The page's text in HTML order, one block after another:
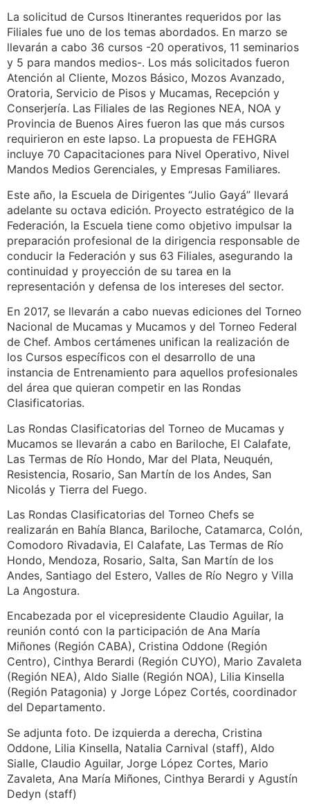
La solicitud de Cursos Itinerantes requeridos por las
Filiales fue uno de los temas abordados. En marzo se
llevarán a cabo 36 cursos -20 operativos, 11 seminarios
y 5 para mandos medios-. Los más solicitados fueron
Atención al Cliente, Mozos Básico, Mozos Avanzado,
Oratoria, Servicio de Pisos y Mucamas, Recepción y
Conserjería. Las Filiales de las Regiones NEA, NOA y
Provincia de Buenos Aires fueron las que más cursos
requirieron en este lapso. La propuesta de FEHGRA
incluye 70 Capacitaciones para Nivel Operativo, Nivel
Mandos Medios Gerenciales, y Empresas Familiares.
Este año, la Escuela de Dirigentes “Julio Gayá” llevará
adelante su octava edición. Proyecto estratégico de la
Federación, la Escuela tiene como objetivo impulsar la
preparación profesional de la dirigencia responsable de
conducir la Federación y sus 63 Filiales, asegurando la
continuidad y proyección de su tarea en la
representación y defensa de los intereses del sector.
En 2017, se llevarán a cabo nuevas ediciones del Torneo
Nacional de Mucamas y Mucamos y del Torneo Federal
de Chef. Ambos certámenes unifican la realización de
los Cursos específicos con el desarrollo de una
instancia de Entrenamiento para aquellos profesionales
del área que quieran competir en las Rondas
Clasificatorias.
Las Rondas Clasificatorias del Torneo de Mucamas y
Mucamos se llevarán a cabo en Bariloche, El Calafate,
Las Termas de Río Hondo, Mar del Plata, Neuquén,
Resistencia, Rosario, San Martín de los Andes, San
Nicolás y Tierra del Fuego.
Las Rondas Clasificatorias del Torneo Chefs se
realizarán en Bahía Blanca, Bariloche, Catamarca, Colón,
Comodoro Rivadavia, El Calafate, Las Termas de Río
Hondo, Mendoza, Rosario, Salta, San Martín de los
Andes, Santiago del Estero, Valles de Río Negro y Villa
La Angostura.
Encabezada por el vicepresidente Claudio Aguilar, la
reunión contó con la participación de Ana María
Miñones (Región CABA), Cristina Oddone (Región
Centro), Cinthya Berardi (Región CUYO), Mario Zavaleta
(Región NEA), Aldo Sialle (Región NOA), Lilia Kinsella
(Región Patagonia) y Jorge López Cortés, coordinador
del Departamento.
Se adjunta foto. De izquierda a derecha, Cristina
Oddone, Lilia Kinsella, Natalia Carnival (staff), Aldo
Sialle, Claudio Aguilar, Jorge López Cortes, Mario
Zavaleta, Ana María Miñones, Cinthya Berardi y Agustín
Dedyn (staff)